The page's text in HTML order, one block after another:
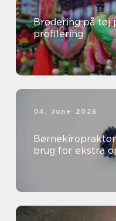
Brodering på tøj personlig stil og stærk
profilering
04. June 2026
brug for ekstra